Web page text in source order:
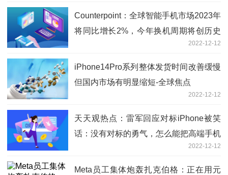
Counterpoint：全球智能手机市场2023年
将同比增长2%，今年换机周期将创历史
2022-12-12
iPhone14Pro系列整体发货时间改善缓慢
但国内市场有明显缩短-全球焦点
2022-12-12
天天观热点：雷军回应对标iPhone被笑
话：没有对标的勇气，怎么能把高端手机
2022-12-12
Meta员工集体炮轰扎克伯格：正在用元